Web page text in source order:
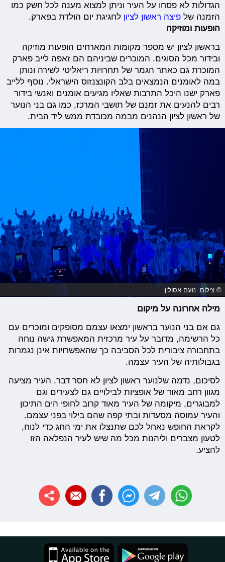
הגדולות לא פסחו על העיר וניתן למצוא מענה לכל חשק כמו
הזמנה שלפיצה ראשון לציון לחגיגת יום הולדת בפארק.
הופעות ומוזיקה
בראשון לציון יש מספר מקומות המארחים הופעות מוזיקה
ובידור מכל הסוגים. המוכרים שביניהם הם זאפה לייב פארק
המוכרת גם כאתר הגמר של תחרויות ריאליטי לשירה ונותן
במה לאומנים הנמצאים בלב הקונצנזוס הישראלי. נוסף ללייב
פארק ישנו היכל התרבות שאליו מגיעים אומנים ואנשי בידור
רבים להנעים את זמנם של תושבי המרכז, כמו גם בני הנוער
של ראשון לציון הנהנים מבמה מכובדת ממש ליד הבית.
© צילום: נועם אסולין
מילה אחרונה על מיקום
גם אם בני הנוער בראשון ימצאו עצמם מסופקים ומוכרים עם
כל הרשימה, מדובר על עיר מרכזית המאפשרת גישה נוחה
בתחבורה ציבורית לכל הסביבה כך שהאפשרויות אינן נגמרות
בגבולותיה של העיר עצמה.
לסיכום, נדמה שלנוער ראשון לציון לא חסר דבר. העיר מציעה
מגוון רחב מאוד של אופציות לבילויים גם לצעירים וגם
למבוגרים, מיקומה של העיר מאוד קרוב לחופי הים התיכון
והעיר עמוסה מסעדות ובתי קפה שהם בילוי בפני עצמם.
לקראת החופש נאחל לכם שתנצלו את ימי החג כדי לנוח,
לטעון מצברים וליהנות מכל מה שיש לעיר הנפלאה הזו
להציע.